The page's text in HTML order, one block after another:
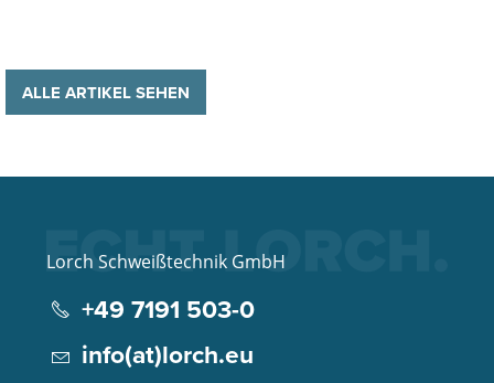
ALLE ARTIKEL SEHEN
Lorch Schweißtechnik GmbH
+49 7191 503-0
info(at)lorch.eu